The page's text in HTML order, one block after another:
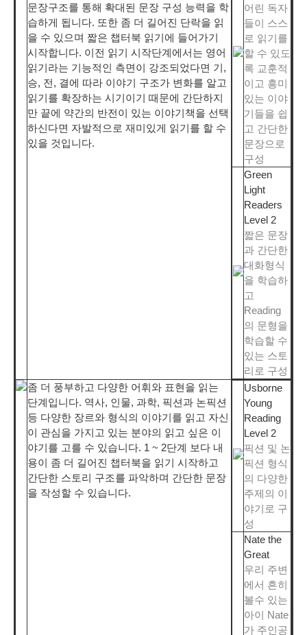
문장구조를 통해 확대된 문장 구성 능력을 학
습하게 됩니다. 또한 좀 더 길어진 단락을 읽
을 수 있으며 짧은 챕터북 읽기에 들어가기
시작합니다. 이전 읽기 시작단계에서는 영어
읽기라는 기능적인 측면이 강조되었다면 기,
승, 전, 결에 따라 이야기 구조가 변화를 알고
읽기를 확장하는 시기이기 때문에 간단하지
만 끝에 약간의 반전이 있는 이야기책을 선택
하신다면 자발적으로 재미있게 읽기를 할 수
있을 것입니다.
어린 독자
들이 스스
로 읽기를
할 수 있도
록 교훈적
이고 흥미
있는 이야
기들을 쉽
고 간단한
문장으로
구성
Green
Light
Readers
Level 2
짧은 문장
과 간단한
대화형식
을 학습하
고
Reading
의 문형을
학습할 수
있는 스토
리로 구성
좀 더 풍부하고 다양한 어휘와 표현을 읽는
단계입니다. 역사, 인물, 과학, 픽션과 논픽션
등 다양한 장르와 형식의 이야기를 읽고 자신
이 관심을 가지고 있는 분야의 읽고 싶은 이
야기를 고를 수 있습니다. 1 ~ 2단계 보다 내
용이 좀 더 길어진 챕터북을 읽기 시작하고
간단한 스토리 구조를 파악하며 간단한 문장
을 작성할 수 있습니다.
Usborne
Young
Reading
Level 2
픽션 및 논
픽션 형식
의 다양한
주제의 이
야기로 구
성
Nate the
Great
우리 주변
에서 흔히
볼수 있는
아이 Nate
가 주인공